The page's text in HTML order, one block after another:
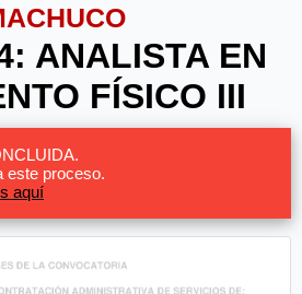
ANALISTA EN
FÍSICO III
este proceso.
aquí